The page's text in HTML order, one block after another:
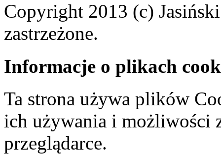
Copyright 2013 (c)
zastrzeżone.
Informacje o plikach
Ta strona używa plików
ich używania i możliwości
przeglądarce.